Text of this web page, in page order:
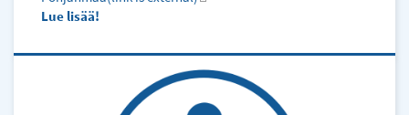
Lue lisää